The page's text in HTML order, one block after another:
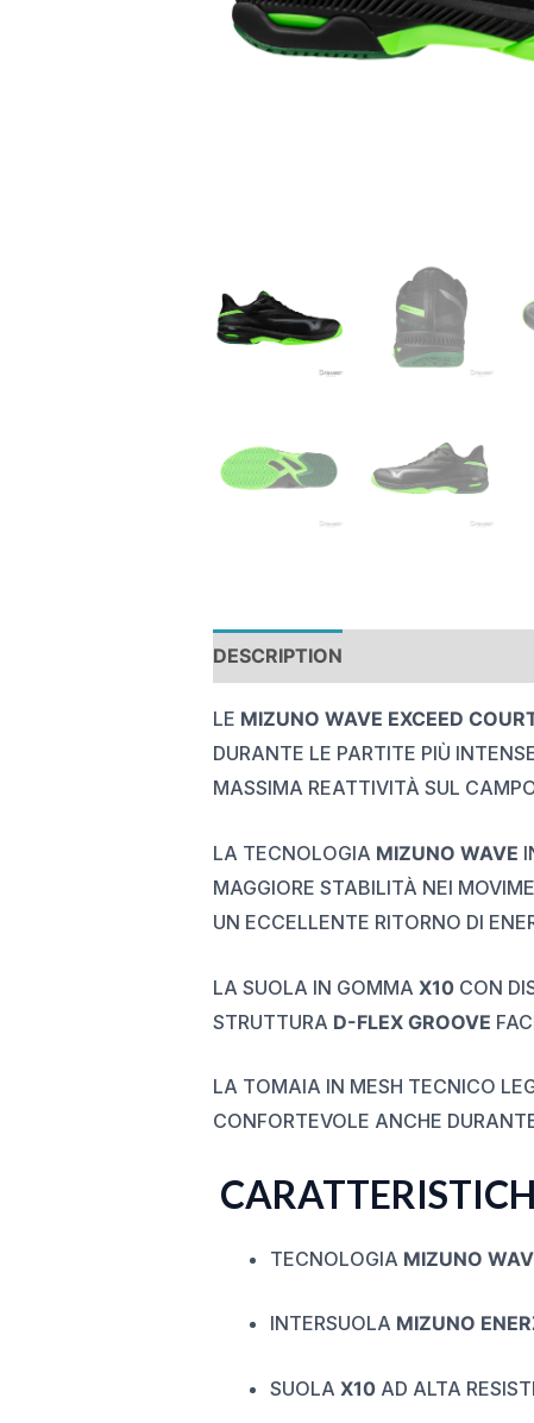
DESCRIPTION
LE MIZUNO WAVE EXCEED
DURANTE LE PARTITE PIÙ
MASSIMA REATTIVITÀ SUL
LA TECNOLOGIA MIZUNO WAVE
MAGGIORE STABILITÀ NEI
UN ECCELLENTE RITORNO DI
LA SUOLA IN GOMMA X10CON
STRUTTURA D-FLEX GROOVE
LA TOMAIA IN MESH TECNICO
CONFORTEVOLE ANCHE
TECNOLOGIA MIZUNO
INTERSUOLA MIZUNO
SUOLA X10AD ALTA